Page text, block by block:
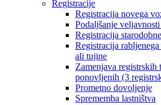
Registracije
Registracija novega
Podaljšanje
Registracija
Registracija
ali tujine
Zamenjava
ponovljenih (3
Prometno dovoljenje
Sprememba lastništva